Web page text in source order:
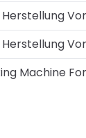
Herstellung
Machine